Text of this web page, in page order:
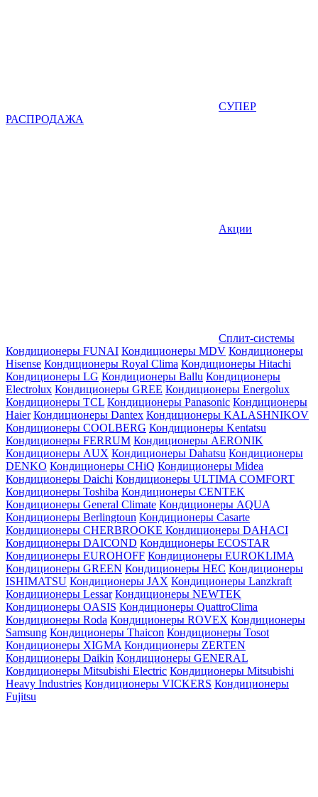
СУПЕР
РАСПРОДАЖА
Акции
Сплит-системы
Кондиционеры FUNAI Кондиционеры MDV Кондиционеры
Hisense Кондиционеры Royal Clima Кондиционеры Hitachi
Кондиционеры LG Кондиционеры Ballu Кондиционеры
Electrolux Кондиционеры GREE Кондиционеры Energolux
Кондиционеры TCL Кондиционеры Panasonic Кондиционеры
Haier Кондиционеры Dantex Кондиционеры KALASHNIKOV
Кондиционеры СOOLBERG Кондиционеры Kentatsu
Кондиционеры FERRUM Кондиционеры AERONIK
Кондиционеры AUX Кондиционеры Dahatsu Кондиционеры
DENKO Кондиционеры CHiQ Кондиционеры Midea
Кондиционеры Daichi Кондиционеры ULTIMA COMFORT
Кондиционеры Toshiba Кондиционеры CENTEK
Кондиционеры General Climate Кондиционеры AQUA
Кондиционеры Berlingtoun Кондиционеры Casarte
Кондиционеры CHERBROOKE Кондиционеры DAHACI
Кондиционеры DAICOND Кондиционеры ECOSTAR
Кондиционеры EUROHOFF Кондиционеры EUROKLIMA
Кондиционеры GREEN Кондиционеры HEC Кондиционеры
ISHIMATSU Кондиционеры JAX Кондиционеры Lanzkraft
Кондиционеры Lessar Кондиционеры NEWTEK
Кондиционеры OASIS Кондиционеры QuattroClima
Кондиционеры Roda Кондиционеры ROVEX Кондиционеры
Samsung Кондиционеры Thaicon Кондиционеры Tosot
Кондиционеры XIGMA Кондиционеры ZERTEN
Кондиционеры Daikin Кондиционеры GENERAL
Кондиционеры Mitsubishi Electric Кондиционеры Mitsubishi
Heavy Industries Кондиционеры VICKERS Кондиционеры
Fujitsu